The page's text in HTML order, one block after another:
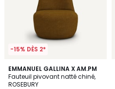
-15% DÈS 2*
EMMANUEL GALLINA X AM.PM
Fauteuil pivovant natté chiné,
ROSEBURY
2
Couleurs